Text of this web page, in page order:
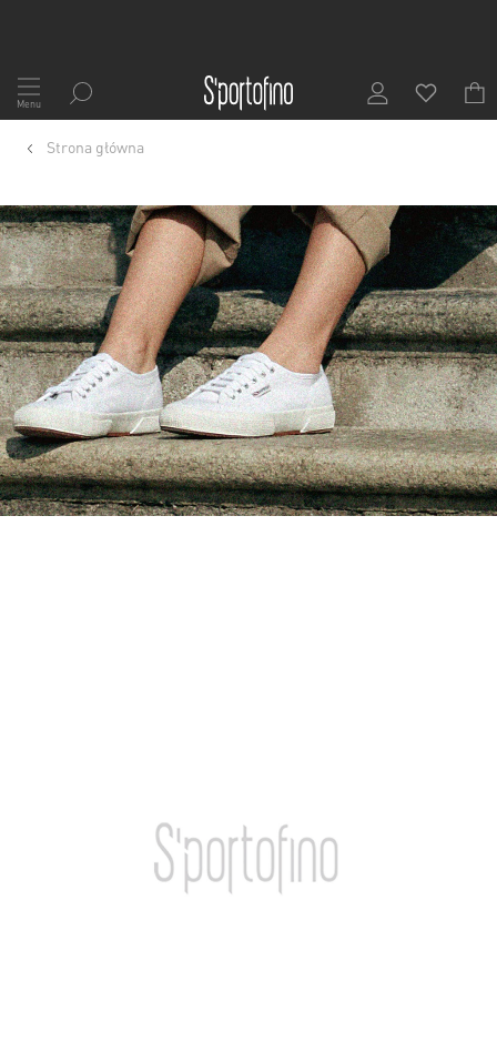
Przejdź
do
treści
Menu
Strona główna